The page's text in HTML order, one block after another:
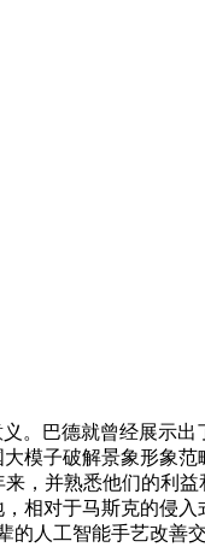
巴德就曾经展示出
子破解景象形象
，并熟悉他们的利
相对于马斯克的侵
人工智能手艺改